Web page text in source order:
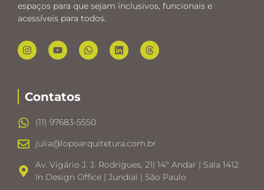
espaços para que sejam inclusivos, funcionais e
acessíveis para todos.
Contatos
(11) 97683-5550
julia@lopoarquitetura.com.br
Av. Vigário J. J. Rodrigues, 21| 14º Andar | Sala 1412
In Design Office | Jundiaí | São Paulo